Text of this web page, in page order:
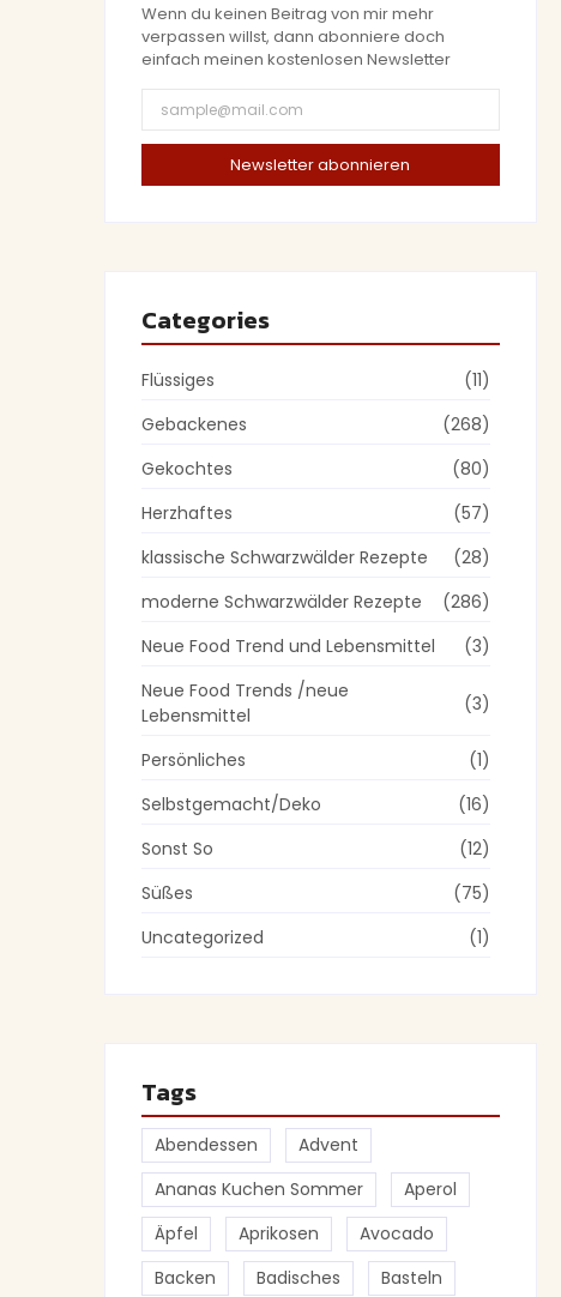
Wenn du keinen Beitrag von mir mehr
verpassen willst, dann abonniere doch
einfach meinen kostenlosen Newsletter
Newsletter abonnieren
Categories
Flüssiges
(11)
Gebackenes
(268)
Gekochtes
(80)
Herzhaftes
(57)
klassische Schwarzwälder Rezepte
(28)
moderne Schwarzwälder Rezepte
(286)
Neue Food Trend und Lebensmittel
(3)
Neue Food Trends /neue
Lebensmittel
(3)
Persönliches
(1)
Selbstgemacht/Deko
(16)
Sonst So
(12)
Süßes
(75)
Uncategorized
(1)
Tags
Abendessen
Advent
Ananas Kuchen Sommer
Aperol
Äpfel
Aprikosen
Avocado
Backen
Badisches Basteln